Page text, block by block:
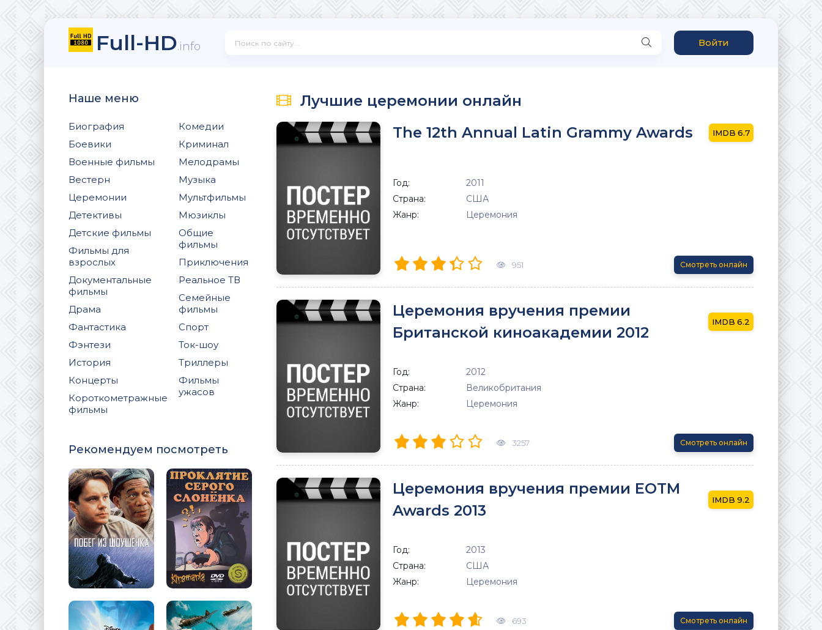
Full-HD.info Войти
Наше меню
Биография
Боевики
Военные фильмы
Вестерн
Церемонии
Детективы
Детские фильмы
Фильмы для
взрослых
Документальные
фильмы
Драма
Фантастика
Фэнтези
История
Концерты
Короткометражные
фильмы
Комедии
Криминал
Мелодрамы
Музыка
Мультфильмы
Мюзиклы
Общие
фильмы
Приключения
Реальное ТВ
Семейные
фильмы
Спорт
Ток-шоу
Триллеры
Фильмы
ужасов
Рекомендуем посмотреть
Лучшие церемонии онлайн
The 12th Annual Latin Grammy Awards
6.7
Год:
2011
Страна:
США
Жанр:
Церемония
951 Смотреть онлайн
Церемония вручения премии
Британской киноакадемии 2012
6.2
Год:
2012
Страна:
Великобритания
Жанр:
Церемония
3257 Смотреть онлайн
Церемония вручения премии EOTM
Awards 2013
9.2
Год:
2013
Страна:
США
Жанр:
Церемония
693 Смотреть онлайн